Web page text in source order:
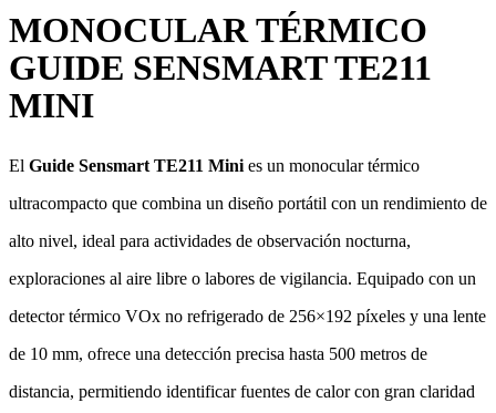
MONOCULAR TÉRMICO
GUIDE SENSMART TE211
MINI
El Guide Sensmart TE211 Mini es un monocular térmico
ultracompacto que combina un diseño portátil con un rendimiento de
alto nivel, ideal para actividades de observación nocturna,
exploraciones al aire libre o labores de vigilancia. Equipado con un
detector térmico VOx no refrigerado de 256×192 píxeles y una lente
de 10 mm, ofrece una detección precisa hasta 500 metros de
distancia, permitiendo identificar fuentes de calor con gran claridad